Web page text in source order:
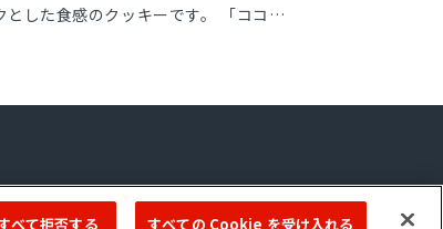
とした食感のクッキーです。 「ココア
© 2022 ＭIYOSHI OIL & FAT CO.,LTD. All Rights Reserved.
べて拒否する すべての Cookie を受け入れる